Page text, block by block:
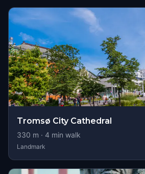
Tromsø City Cathedral
330 m · 4 min walk
Landmark